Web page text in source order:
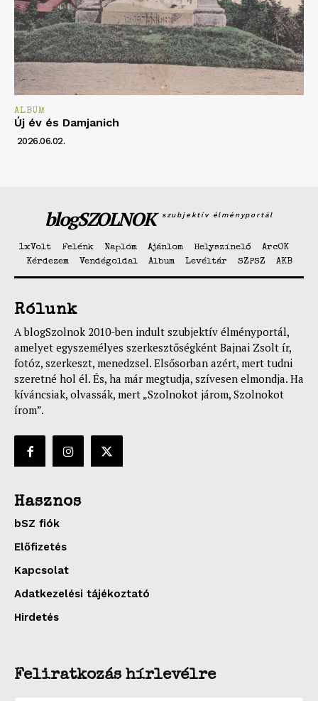
ALBUM
Új év és Damjanich
2026.06.02.
blogSZOLNOK szubjektív élményportál
1xVolt Felénk Naplóm Ajánlom Helyszínelő
ArcOK
Kérdezem
Vendégoldal Album Levéltár SZPSZ AKB
Rólunk
A blogSzolnok 2010-ben indult szubjektív élményportál,
amelyet egyszemélyes szerkesztőségként Bajnai Zsolt ír,
fotóz, szerkeszt, menedzsel. Elsősorban azért, mert tudni
szeretné hol él. És, ha már megtudja, szívesen elmondja. Ha
kíváncsiak, olvassák, mert „Szolnokot járom, Szolnokot
írom”.
Hasznos
bSZ fiók
Előfizetés
Kapcsolat
Adatkezelési tájékoztató
Hirdetés
Feliratkozás hírlevélre